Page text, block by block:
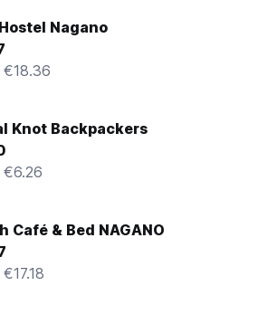
Nagano
€18.36
Knot Backpackers
€6.26
Café & Bed NAGANO